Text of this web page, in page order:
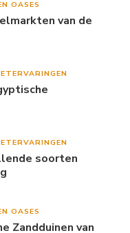
OASES
van de
soorten
OASES
Zandduinen van